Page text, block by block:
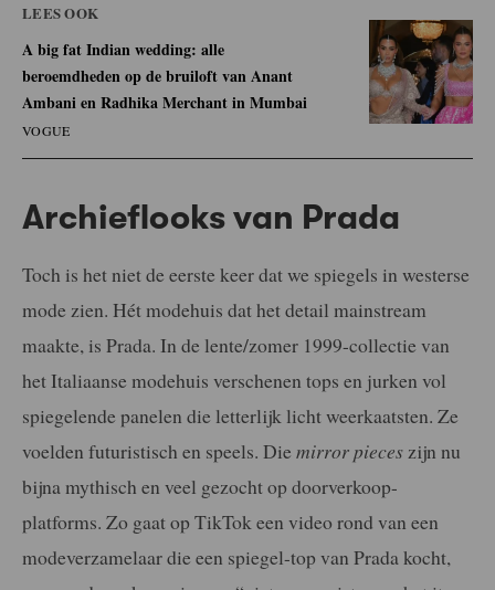
LEES OOK
A big fat Indian wedding: alle
beroemdheden op de bruiloft van Anant
Ambani en Radhika Merchant in Mumbai
VOGUE
Archieflooks van Prada
Toch is het niet de eerste keer dat we spiegels in westerse
mode zien. Hét modehuis dat het detail mainstream
maakte, is Prada. In de lente/zomer 1999-collectie van
het Italiaanse modehuis verschenen tops en jurken vol
spiegelende panelen die letterlijk licht weerkaatsten. Ze
voelden futuristisch en speels. Die mirror pieces zijn nu
bijna mythisch en veel gezocht op doorverkoop-
platforms. Zo gaat op TikTok een video rond van een
modeverzamelaar die een spiegel-top van Prada kocht,